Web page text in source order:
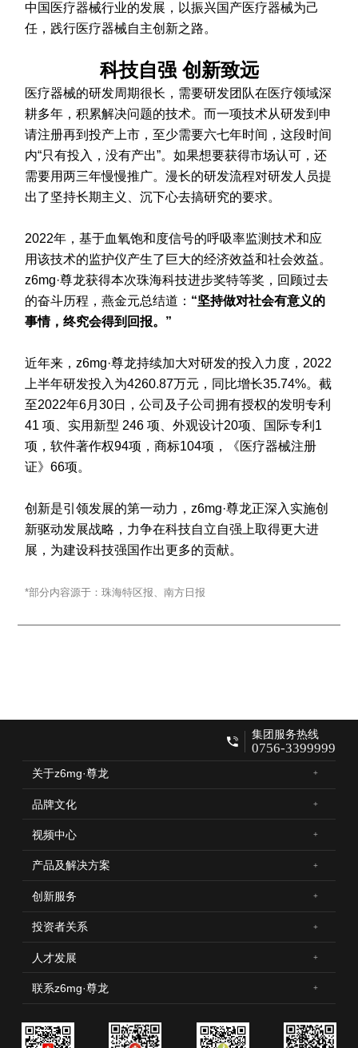
中国医疗器械行业的发展，以振兴国产医疗器械为己
任，践行医疗器械自主创新之路。
科技自强 创新致远
医疗器械的研发周期很长，需要研发团队在医疗领域深
耕多年，积累解决问题的技术。而一项技术从研发到申
请注册再到投产上市，至少需要六七年时间，这段时间
内“只有投入，没有产出”。如果想要获得市场认可，还
需要用两三年慢慢推广。漫长的研发流程对研发人员提
出了坚持长期主义、沉下心去搞研究的要求。
2022年，基于血氧饱和度信号的呼吸率监测技术和应
用该技术的监护仪产生了巨大的经济效益和社会效益。
z6mg·尊龙获得本次珠海科技进步奖特等奖，回顾过去
的奋斗历程，燕金元总结道： “坚持做对社会有意义的
事情，终究会得到回报。”
近年来，z6mg·尊龙持续加大对研发的投入力度，2022
上半年研发投入为4260.87万元，同比增长35.74%。截
至2022年6月30日，公司及子公司拥有授权的发明专利
41 项、实用新型 246 项、外观设计20项、国际专利1
项，软件著作权94项，商标104项，《医疗器械注册
证》66项。
创新是引领发展的第一动力，z6mg·尊龙正深入实施创
新驱动发展战略，力争在科技自立自强上取得更大进
展，为建设科技强国作出更多的贡献。
*部分内容源于：珠海特区报、南方日报
集团服务热线
0756-3399999
关于z6mg·尊龙
品牌文化
视频中心
产品及解决方案
创新服务
投资者关系
人才发展
联系z6mg·尊龙